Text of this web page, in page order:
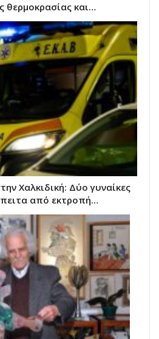
θερμοκρασίας και…
Χαλκιδική: Δύο γυναίκες
από εκτροπή…